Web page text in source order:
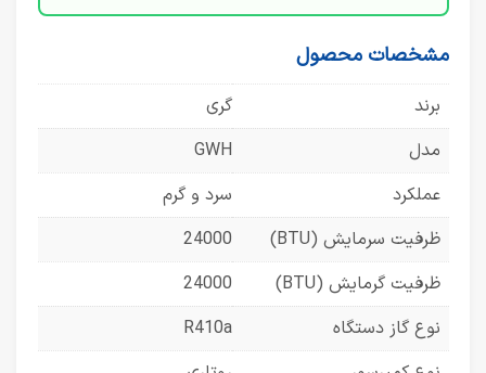
مشخصات محصول
برند
گری
مدل
GWH
عملکرد
سرد و گرم
ظرفیت سرمایش (BTU)
24000
ظرفیت گرمایش (BTU)
24000
نوع گاز دستگاه
R410a